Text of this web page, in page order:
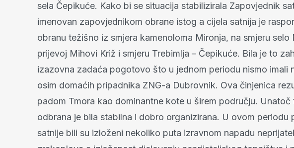
sela Čepikuće. Kako bi se situacija stabilizirala Zapovjednik
imenovan zapovjednikom obrane istog a cijela satnija je
obranu težišno iz smjera kamenoloma Mironja, na smjeru selo
prijevoj Mihovi Križ i smjeru Trebimlja – Čepikuće. Bila je to
izazovna zadaća pogotovo što u jednom periodu nismo imali
osim domaćih pripadnika ZNG-a Dubrovnik. Ova činjenica
padom Tmora kao dominantne kote u širem području. Unatoč
odbrana je bila stabilna i dobro organizirana. U ovom periodu
satnije bili su izloženi nekoliko puta izravnom napadu